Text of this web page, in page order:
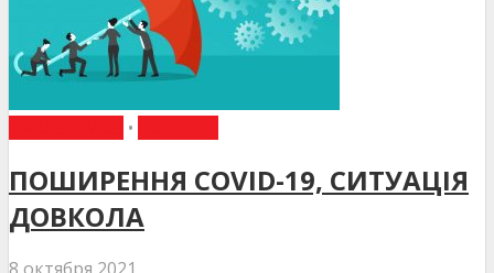
•
ПОШИРЕННЯ COVID-19, СИТУАЦІЯ
ДОВКОЛА